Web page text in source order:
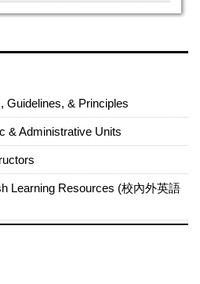
Guidelines, & Principles
& Administrative Units
Learning Resources (校內外英語